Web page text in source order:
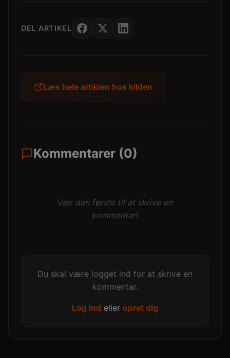
DEL ARTIKEL
Læs hele artiklen hos kilden
Kommentarer (0)
Vær den første til at skrive en
kommentar!
Du skal være logget ind for at skrive en
kommentar.
Log ind eller opret dig